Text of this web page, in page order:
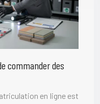
commander des
en ligne est